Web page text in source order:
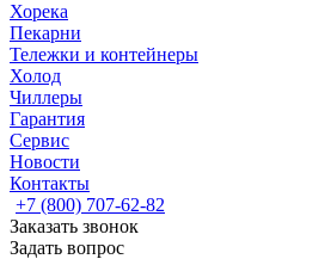
Хорека
Пекарни
Тележки и контейнеры
Холод
Чиллеры
Гарантия
Сервис
Новости
Контакты
+7 (800) 707-62-82
Заказать звонок
Задать вопрос